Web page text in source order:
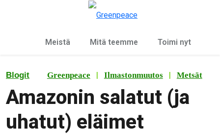
Meistä Mitä teemme Toimi nyt
Blogit Greenpeace | Ilmastonmuutos | Metsät
Amazonin salatut (ja
uhatut) eläimet